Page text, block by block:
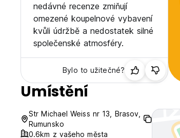
nedávné recenze zmiňují
omezené koupelnové vybavení
kvůli údržbě a nedostatek silné
společenské atmosféry.
Bylo to užitečné?
Umístění
Str Michael Weiss nr 13, Brasov,
Rumunsko
0.6km z vašeho města